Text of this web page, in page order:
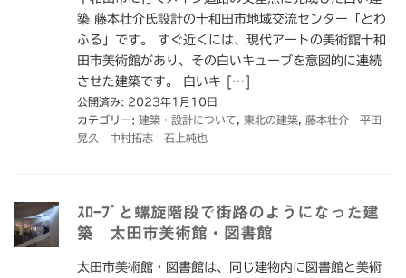
築 藤本壮介氏設計の十和田市地域交流センター「とわ
ふる」です。 すぐ近くには、現代アートの美術館十和
田市美術館があり、その白いキューブを意図的に連続
させた建築です。 白いキ […]
公開済み: 2023年1月10日
カテゴリー: 建築・設計について 東北の建築
藤本壮介 平田
晃久 中村拓志 石上純也
ｽﾛｰﾌﾟと螺旋階段で街路のようになった建
築 太田市美術館・図書館
太田市美術館・図書館は、同じ建物内に図書館と美術